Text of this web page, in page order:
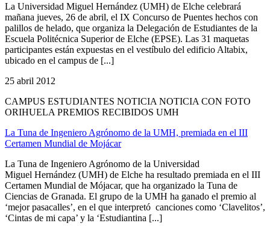
La Universidad Miguel Hernández (UMH) de Elche celebrará
mañana jueves, 26 de abril, el IX Concurso de Puentes hechos con
palillos de helado, que organiza la Delegación de Estudiantes de la
Escuela Politécnica Superior de Elche (EPSE). Las 31 maquetas
participantes están expuestas en el vestíbulo del edificio Altabix,
ubicado en el campus de [...]
25 abril 2012
CAMPUS ESTUDIANTES NOTICIA NOTICIA CON FOTO
ORIHUELA PREMIOS RECIBIDOS UMH
La Tuna de Ingeniero Agrónomo de la UMH, premiada en el III
Certamen Mundial de Mojácar
La Tuna de Ingeniero Agrónomo de la Universidad
Miguel Hernández (UMH) de Elche ha resultado premiada en el III
Certamen Mundial de Mójacar, que ha organizado la Tuna de
Ciencias de Granada. El grupo de la UMH ha ganado el premio al
‘mejor pasacalles’, en el que interpretó canciones como ‘Clavelitos’,
‘Cintas de mi capa’ y la ‘Estudiantina [...]